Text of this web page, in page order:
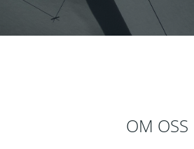
OM OSS